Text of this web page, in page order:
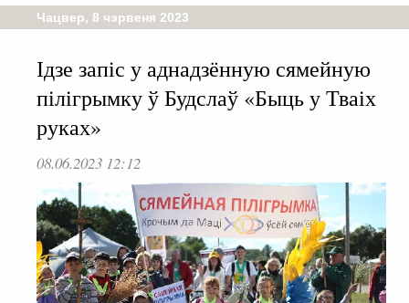
Чацвер, 8 чэрвеня 2023
Ідзе запіс у аднадзённую сямейную
пілігрымку ў Будслаў «Быць у Тваіх
руках»
08.06.2023 12:12